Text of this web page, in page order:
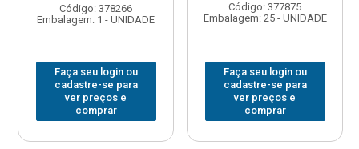
Código: 378266
Embalagem: 1 - UNIDADE
Faça seu login ou
cadastre-se para
ver preços e
comprar
Código: 377875
Embalagem: 25 - UNIDADE
Faça seu login ou
cadastre-se para
ver preços e
comprar